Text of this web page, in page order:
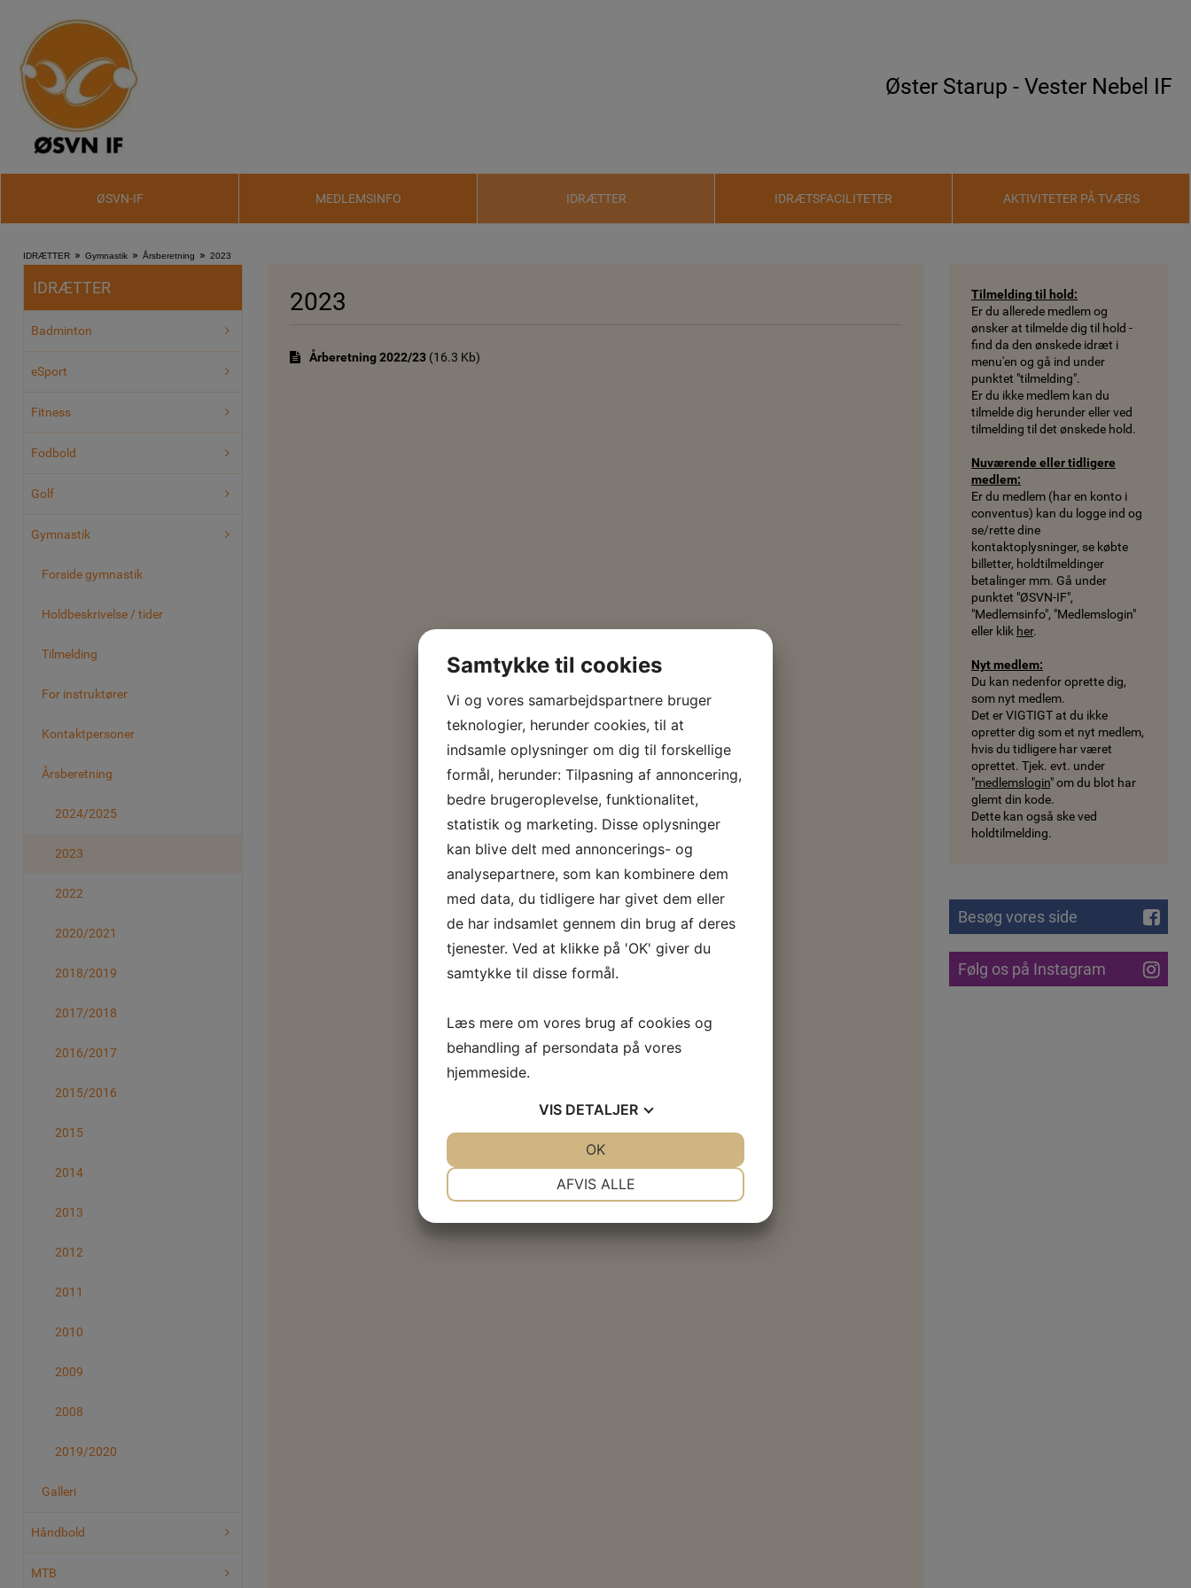
Øster Starup - Vester Nebel IF
ØSVN-IF MEDLEMSINFO IDRÆTTER IDRÆTSFACILITETER AKTIVITETER PÅ TVÆRS
IDRÆTTER » Gymnastik » Årsberetning » 2023
IDRÆTTER
Badminton
eSport
Fitness
Fodbold
Golf
Gymnastik
Forside gymnastik
Holdbeskrivelse / tider
Tilmelding
For instruktører
Kontaktpersoner
Årsberetning
2024/2025
2023
2022
2020/2021
2018/2019
2017/2018
2016/2017
2015/2016
2015
2014
2013
2012
2011
2010
2009
2008
2019/2020
Galleri
Håndbold
MTB
2023
Årberetning 2022/23 (16.3 Kb)
Tilmelding til hold:
Er du allerede medlem og
ønsker at tilmelde dig til hold -
find da den ønskede idræt i
menu'en og gå ind under
punktet "tilmelding".
Er du ikke medlem kan du
tilmelde dig herunder eller ved
tilmelding til det ønskede hold.
Nuværende eller tidligere
medlem:
Er du medlem (har en konto i
conventus) kan du logge ind og
se/rette dine
kontaktoplysninger, se købte
billetter, holdtilmeldinger
betalinger mm. Gå under
punktet "ØSVN-IF",
"Medlemsinfo", "Medlemslogin"
eller klik her.
Nyt medlem:
Du kan nedenfor oprette dig,
som nyt medlem.
Det er VIGTIGT at du ikke
opretter dig som et nyt medlem,
hvis du tidligere har været
oprettet. Tjek. evt. under
"medlemslogin" om du blot har
glemt din kode.
Dette kan også ske ved
holdtilmelding.
Besøg vores side
Følg os på Instagram
Samtykke til cookies
Vi og vores samarbejdspartnere bruger
teknologier, herunder cookies, til at
indsamle oplysninger om dig til forskellige
formål, herunder: Tilpasning af annoncering,
bedre brugeroplevelse, funktionalitet,
statistik og marketing. Disse oplysninger
kan blive delt med annoncerings- og
analysepartnere, som kan kombinere dem
med data, du tidligere har givet dem eller
de har indsamlet gennem din brug af deres
tjenester. Ved at klikke på 'OK' giver du
samtykke til disse formål.
Læs mere om vores brug af cookies og
behandling af persondata på vores
hjemmeside.
VIS DETALJER
AFVIS ALLE
OK